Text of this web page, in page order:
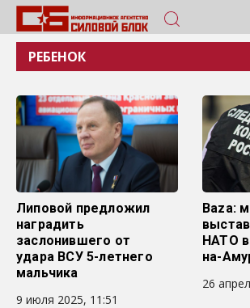
РЕБЕНОК
Липовой предложил
наградить
заслонившего от
удара ВСУ 5-летнего
мальчика
9 июля 2025, 11:51
Baza:
НАТО
на-
26